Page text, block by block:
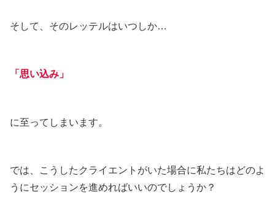
そして、そのレッテルはいつしか…
「思い込み」
に至ってしまいます。
では、こうしたクライエントがいた場合に私たちはどのよ
うにセッションを進めればいいのでしょうか？